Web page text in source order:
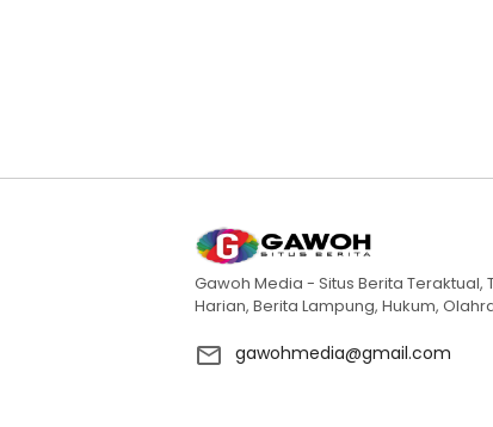
Gawoh Media - Situs Berita
Harian, Berita Lampung, Hukum,
gawohmedia@gmail.com